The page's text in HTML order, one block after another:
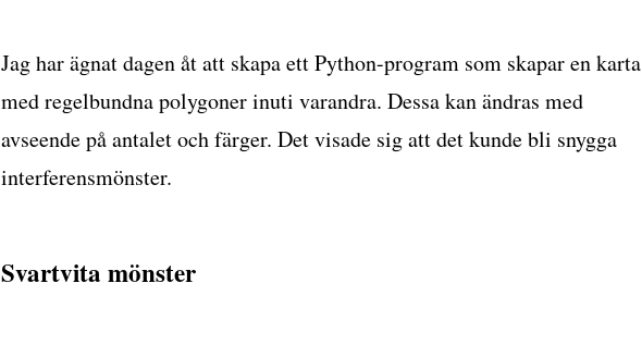
Jag har ägnat dagen åt att skapa ett Python-program som skapar en karta
med regelbundna polygoner inuti varandra. Dessa kan ändras med
avseende på antalet och färger. Det visade sig att det kunde bli snygga
interferensmönster.
Svartvita mönster